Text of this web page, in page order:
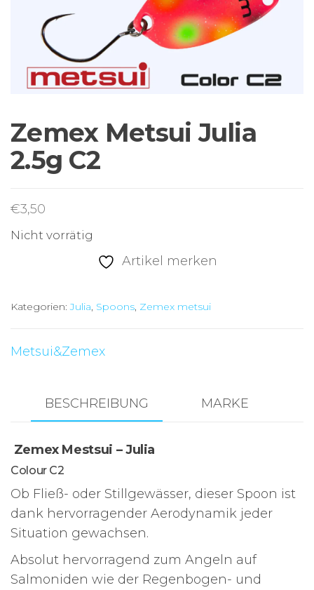
Sortiment Ruten,
Rollen und
Schnüre sowie
Zubehör für das
Brandungsangeln.
Zemex Metsui Julia
2.5g C2
€3,50
Nicht vorrätig
Artikel merken
Kategorien:Julia, Spoons, Zemex metsui
Metsui&Zemex
BESCHREIBUNG MARKE
Zemex Mestsui – Julia
Colour C2
Ob Fließ- oder Stillgewässer, dieser Spoon ist
dank hervorragender Aerodynamik jeder
Situation gewachsen.
Absolut hervorragend zum Angeln auf
Salmoniden wie der Regenbogen- und